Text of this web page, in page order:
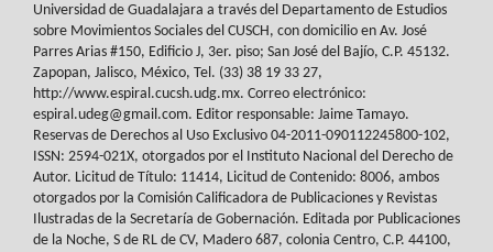
Universidad de Guadalajara a través del Departamento de Estudios
sobre Movimientos Sociales del CUSCH, con domicilio en Av. José
Parres Arias #150, Edificio J, 3er. piso; San José del Bajío, C.P. 45132.
Zapopan, Jalisco, México, Tel. (33) 38 19 33 27,
http://www.espiral.cucsh.udg.mx. Correo electrónico:
espiral.udeg@gmail.com. Editor responsable: Jaime Tamayo.
Reservas de Derechos al Uso Exclusivo 04-2011-090112245800-102,
ISSN: 2594-021X, otorgados por el Instituto Nacional del Derecho de
Autor. Licitud de Título: 11414, Licitud de Contenido: 8006, ambos
otorgados por la Comisión Calificadora de Publicaciones y Revistas
Ilustradas de la Secretaría de Gobernación. Editada por Publicaciones
de la Noche, S de RL de CV, Madero 687, colonia Centro, C.P. 44100,